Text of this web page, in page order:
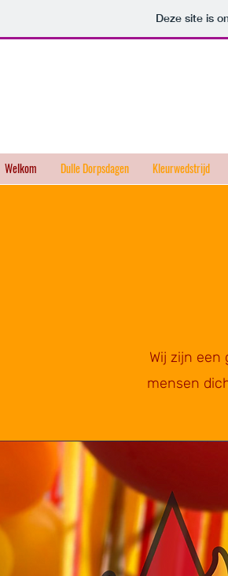
Deze site is
Welkom Dulle Dorpsdagen Kleurwedstrijd
Wij zijn
mensen